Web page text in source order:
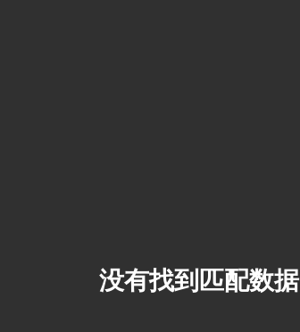
没有找到匹配数据